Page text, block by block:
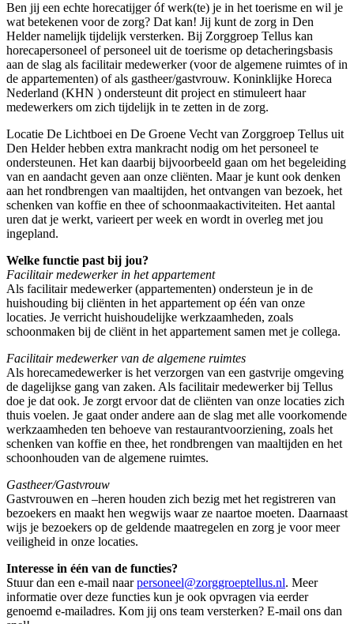
Ben jij een echte horecatijger óf werk(te) je in het toerisme en wil je
wat betekenen voor de zorg? Dat kan! Jij kunt de zorg in Den
Helder namelijk tijdelijk versterken. Bij Zorggroep Tellus kan
horecapersoneel of personeel uit de toerisme op detacheringsbasis
aan de slag als facilitair medewerker (voor de algemene ruimtes of in
de appartementen) of als gastheer/gastvrouw. Koninklijke Horeca
Nederland (KHN ) ondersteunt dit project en stimuleert haar
medewerkers om zich tijdelijk in te zetten in de zorg.
Locatie De Lichtboei en De Groene Vecht van Zorggroep Tellus uit
Den Helder hebben extra mankracht nodig om het personeel te
ondersteunen. Het kan daarbij bijvoorbeeld gaan om het begeleiding
van en aandacht geven aan onze cliënten. Maar je kunt ook denken
aan het rondbrengen van maaltijden, het ontvangen van bezoek, het
schenken van koffie en thee of schoonmaakactiviteiten. Het aantal
uren dat je werkt, varieert per week en wordt in overleg met jou
ingepland.
Welke functie past bij jou?
Facilitair medewerker in het appartement
Als facilitair medewerker (appartementen) ondersteun je in de
huishouding bij cliënten in het appartement op één van onze
locaties. Je verricht huishoudelijke werkzaamheden, zoals
schoonmaken bij de cliënt in het appartement samen met je collega.
Facilitair medewerker van de algemene ruimtes
Als horecamedewerker is het verzorgen van een gastvrije omgeving
de dagelijkse gang van zaken. Als facilitair medewerker bij Tellus
doe je dat ook. Je zorgt ervoor dat de cliënten van onze locaties zich
thuis voelen. Je gaat onder andere aan de slag met alle voorkomende
werkzaamheden ten behoeve van restaurantvoorziening, zoals het
schenken van koffie en thee, het rondbrengen van maaltijden en het
schoonhouden van de algemene ruimtes.
Gastheer/Gastvrouw
Gastvrouwen en –heren houden zich bezig met het registreren van
bezoekers en maakt hen wegwijs waar ze naartoe moeten. Daarnaast
wijs je bezoekers op de geldende maatregelen en zorg je voor meer
veiligheid in onze locaties.
Interesse in één van de functies?
Stuur dan een e-mail naarpersoneel@zorggroeptellus.nl. Meer
informatie over deze functies kun je ook opvragen via eerder
genoemd e-mailadres. Kom jij ons team versterken? E-mail ons dan